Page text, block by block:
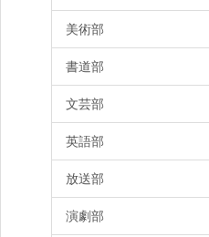
美術部
書道部
文芸部
英語部
放送部
演劇部